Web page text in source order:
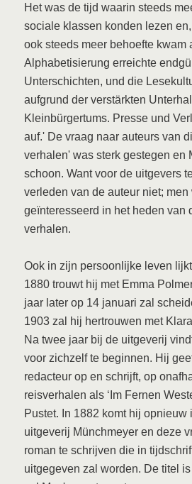
Het was de tijd waarin steeds
sociale klassen konden lezen
ook steeds meer behoefte kwam
Alphabetisierung erreichte
Unterschichten, und die
aufgrund der verstärkten
Kleinbürgertums. Presse und
auf.' De vraag naar auteurs van
verhalen' was sterk gestegen en
schoon. Want voor de uitgevers
verleden van de auteur niet; men
geïnteresseerd in het heden van
verhalen.
Ook in zijn persoonlijke leven
1880 trouwt hij met Emma
jaar later op 14 januari zal
1903 zal hij hertrouwen met
Na twee jaar bij de uitgeverij
voor zichzelf te beginnen. Hij
redacteur op en schrijft, op
reisverhalen als ‘Im Fernen
Pustet. In 1882 komt hij opnieuw
uitgeverij Münchmeyer en deze
roman te schrijven die in
uitgegeven zal worden. De titel is